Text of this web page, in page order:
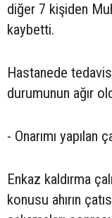
diğer 7 kişiden
kaybetti.
Hastanede
durumunun ağır
- Onarımı yapılan
Enkaz kaldırma
konusu ahırın